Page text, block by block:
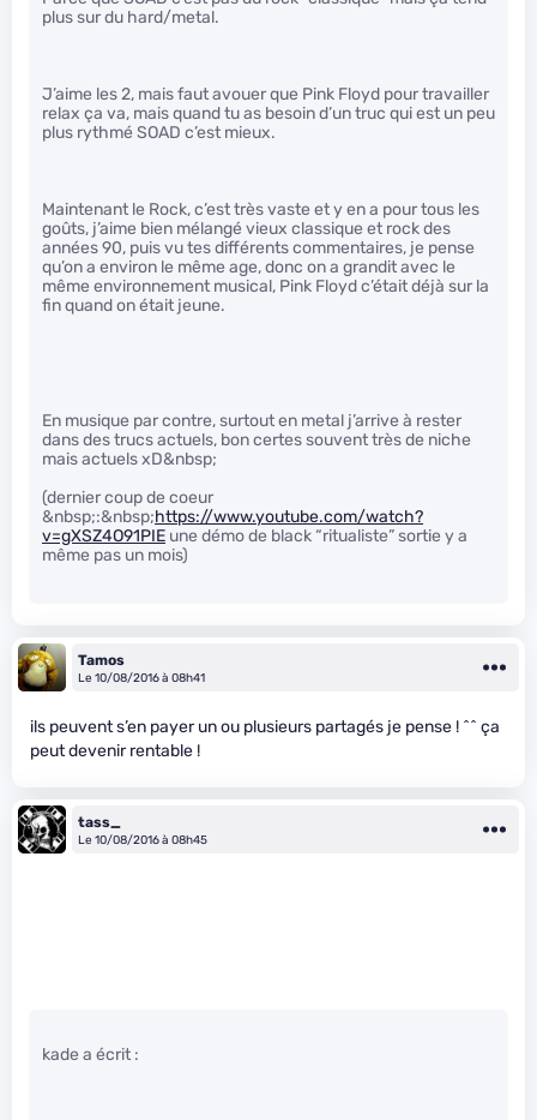
plus sur du hard/metal.
J’aime les 2, mais faut avouer que Pink Floyd pour travailler
relax ça va, mais quand tu as besoin d’un truc qui est un peu
plus rythmé SOAD c’est mieux.
Maintenant le Rock, c’est très vaste et y en a pour tous les
goûts, j’aime bien mélangé vieux classique et rock des
années 90, puis vu tes différents commentaires, je pense
qu’on a environ le même age, donc on a grandit avec le
même environnement musical, Pink Floyd c’était déjà sur la
fin quand on était jeune.
En musique par contre, surtout en metal j’arrive à rester
dans des trucs actuels, bon certes souvent très de niche
mais actuels xD&nbsp;
(dernier coup de coeur
&nbsp;:&nbsp;https://www.youtube.com/watch?
v=gXSZ4O91PIE une démo de black “ritualiste” sortie y a
même pas un mois)
Tamos
Le 10/08/2016 à 08h41
ils peuvent s’en payer un ou plusieurs partagés je pense ! ^^ ça
peut devenir rentable !
tass_
Le 10/08/2016 à 08h45
kade a écrit :